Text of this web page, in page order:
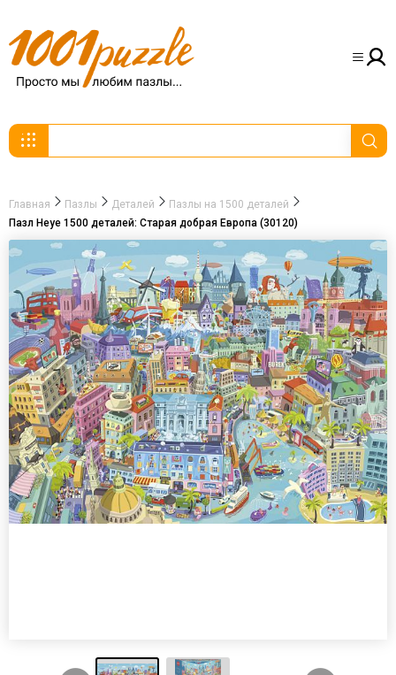
Главная Пазлы Деталей
Пазлы на 1500 деталей
Пазл Heye 1500 деталей: Старая добрая Европа (30120)